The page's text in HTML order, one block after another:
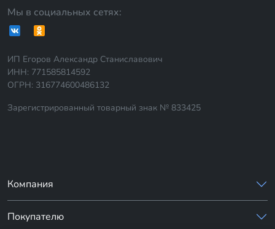
Мы в социальных сетях:
ИП Егоров Александр Станиславович
ИНН: 771585814592
ОГРН: 316774600486132
Зарегистрированный товарный знак № 833425
Компания
Покупателю